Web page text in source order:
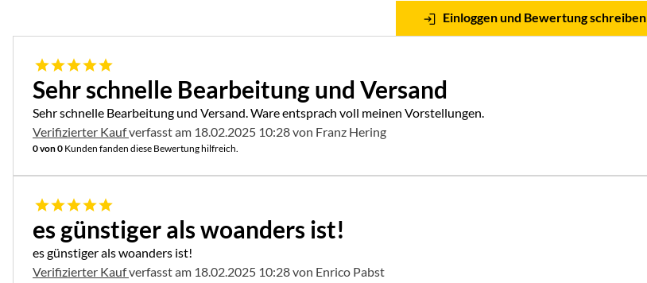
Einloggen und Bewertung schreiben
5 von 5
Sehr schnelle Bearbeitung und Versand
Sehr schnelle Bearbeitung und Versand. Ware entsprach voll meinen Vorstellungen.
Verifizierter Kaufverfasst am 18.02.2025 10:28 von Franz Hering
0 von 0 Kunden fanden diese Bewertung hilfreich.
5 von 5
es günstiger als woanders ist!
es günstiger als woanders ist!
Verifizierter Kaufverfasst am 18.02.2025 10:28 von Enrico Pabst